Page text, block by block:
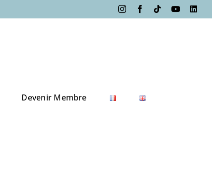
InstagramFacebook
TiktokYouTube
Devenir Membre